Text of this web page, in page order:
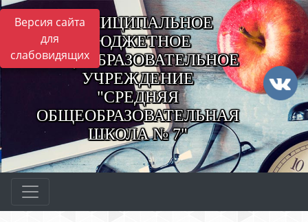
Версия сайта
для
слабовидящих
МУНИЦИПАЛЬНОЕ
БЮДЖЕТНОЕ
ОБЩЕОБРАЗОВАТЕЛЬНОЕ
УЧРЕЖДЕНИЕ
"СРЕДНЯЯ
ОБЩЕОБРАЗОВАТЕЛЬНАЯ
ШКОЛА № 7"